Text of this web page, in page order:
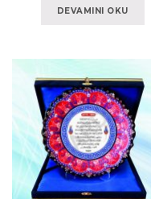
DEVAMINI OKU